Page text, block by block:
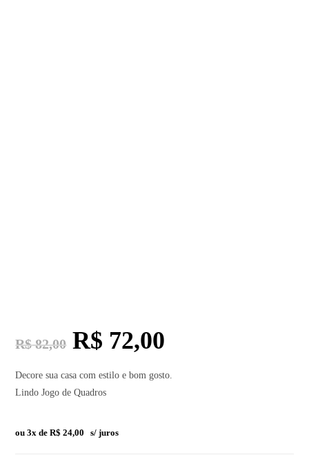
R$82,00 R$ 72,00
Decore sua casa com estilo e bom gosto.
Lindo Jogo de Quadros
ou 3x deR$ 24,00 s/ juros